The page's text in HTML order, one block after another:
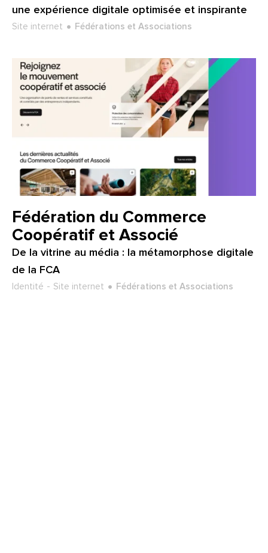
une expérience digitale optimisée et inspirante
Type de projet :
Site internet
Secteur : Fédérations et Associations
Client :
Fédération du Commerce
Coopératif et Associé
De la vitrine au média : la métamorphose digitale
de la FCA
Type de projet :
Identité Site internet
Secteur : Fédérations et Associations